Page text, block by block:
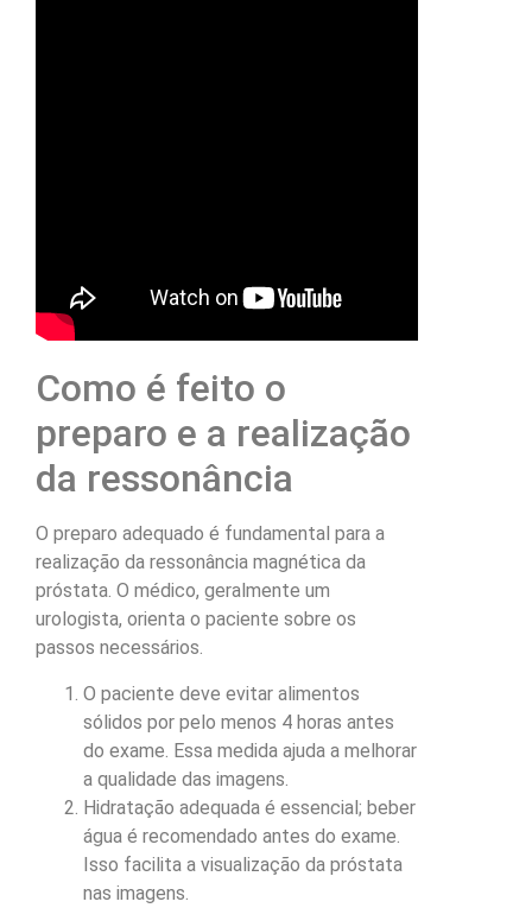
Como é feito o
preparo e a realização
da ressonância
O preparo adequado é fundamental para a
realização da ressonância magnética da
próstata. O médico, geralmente um
urologista, orienta o paciente sobre os
passos necessários.
O paciente deve evitar alimentos
sólidos por pelo menos 4 horas antes
do exame. Essa medida ajuda a melhorar
a qualidade das imagens.
Hidratação adequada é essencial; beber
água é recomendado antes do exame.
Isso facilita a visualização da próstata
nas imagens.